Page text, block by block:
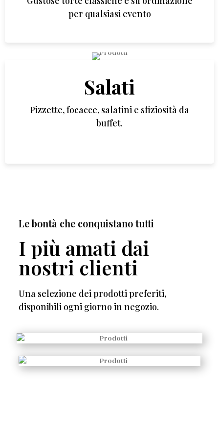
per qualsiasi evento
Salati
Pizzette, focacce, salatini e sfiziosità da
buffet.
Le bontà che conquistano tutti
I più amati dai
nostri clienti
Una selezione dei prodotti preferiti,
disponibili ogni giorno in negozio.